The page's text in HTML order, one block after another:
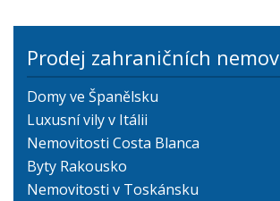
Prodej zahraničních
Domy ve Španělsku
Luxusní vily v Itálii
Nemovitosti Costa Blanca
Byty Rakousko
Nemovitosti v Toskánsku